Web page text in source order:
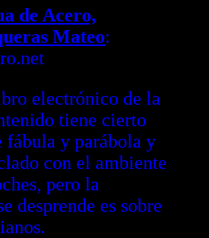
de Acero,
Mateo:
electrónico de la
tiene cierto
fábula y parábola y
con el ambiente
pero la
desprende es sobre